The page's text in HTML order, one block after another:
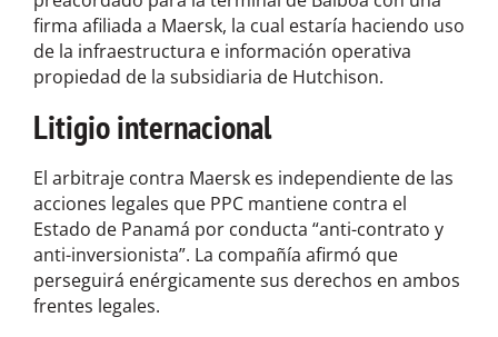
firma afiliada a Maersk, la cual estaría haciendo uso
de la infraestructura e información operativa
propiedad de la subsidiaria de Hutchison.
Litigio internacional
El arbitraje contra Maersk es independiente de las
acciones legales que PPC mantiene contra el
Estado de Panamá por conducta “anti-contrato y
anti-inversionista”. La compañía afirmó que
perseguirá enérgicamente sus derechos en ambos
frentes legales.